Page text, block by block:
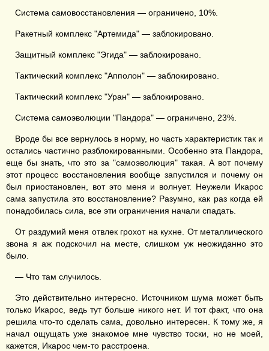
Система самовосстановления — ограничено, 10%.
Ракетный комплекс "Артемида" — заблокировано.
Защитный комплекс "Эгида" — заблокировано.
Тактический комплекс "Апполон" — заблокировано.
Тактический комплекс "Уран" — заблокировано.
Система самоэволюции "Пандора" — ограничено, 23%.
Вроде бы все вернулось в норму, но часть характеристик так и
остались частично разблокированными. Особенно эта Пандора,
еще бы знать, что это за "самоэволюция" такая. А вот почему
этот процесс восстановления вообще запустился и почему он
был приостановлен, вот это меня и волнует. Неужели Икарос
сама запустила это восстановление? Разумно, как раз когда ей
понадобилась сила, все эти ограничения начали спадать.
От раздумий меня отвлек грохот на кухне. От металлического
звона я аж подскочил на месте, слишком уж неожиданно это
было.
— Что там случилось.
Это действительно интересно. Источником шума может быть
только Икарос, ведь тут больше никого нет. И тот факт, что она
решила что-то сделать сама, довольно интересен. К тому же, я
начал ощущать уже знакомое мне чувство тоски, но не моей,
кажется, Икарос чем-то расстроена.